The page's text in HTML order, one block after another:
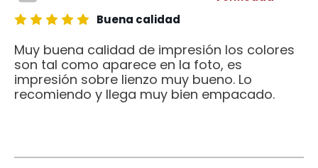
Buena calidad
Muy buena calidad de impresión los colores
son tal como aparece en la foto, es
impresión sobre lienzo muy bueno. Lo
recomiendo y llega muy bien empacado.